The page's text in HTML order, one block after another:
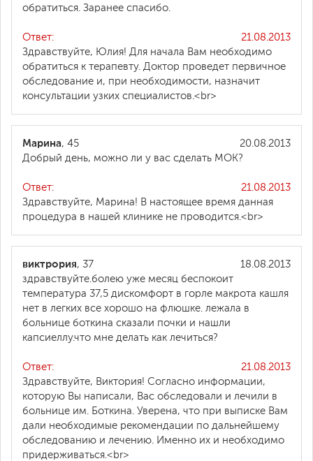
обратиться. Заранее спасибо.
21.08.2013
Ответ:
Здравствуйте, Юлия! Для начала Вам необходимо
обратиться к терапевту. Доктор проведет первичное
обследование и, при необходимости, назначит
консультации узких специалистов.<br>
20.08.2013
Марина, 45
Добрый день, можно ли у вас сделать МОК?
21.08.2013
Ответ:
Здравствуйте, Марина! В настоящее время данная
процедура в нашей клинике не проводится.<br>
18.08.2013
виктрория, 37
здравствуйте.болею уже месяц беспокоит
температура 37,5 дискомфорт в горле макрота кашля
нет в легких все хорошо на флюшке. лежала в
больнице боткина сказали почки и нашли
капсиеллу.что мне делать как лечиться?
21.08.2013
Ответ:
Здравствуйте, Виктория! Согласно информации,
которую Вы написали, Вас обследовали и лечили в
больнице им. Боткина. Уверена, что при выписке Вам
дали необходимые рекомендации по дальнейшему
обследованию и лечению. Именно их и необходимо
придерживаться.<br>